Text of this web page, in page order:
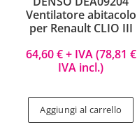
Ventilatore abitacolo
per Renault CLIO III
64,60€+ IVA (78,81 €
IVA incl.)
Aggiungi al carrello